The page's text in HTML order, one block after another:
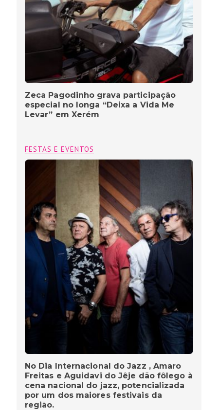
Zeca Pagodinho grava participação
especial no longa “Deixa a Vida Me
Levar” em Xerém
FESTAS E EVENTOS
No Dia Internacional do Jazz , Amaro
Freitas e Aguidavi do Jêje dão fôlego à
cena nacional do jazz, potencializada
por um dos maiores festivais da
região.